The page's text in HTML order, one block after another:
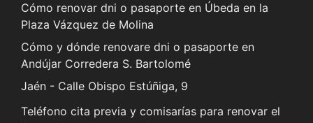
Cómo renovar dni o pasaporte en Úbeda en la
Plaza Vázquez de Molina
Cómo y dónde renovare dni o pasaporte en
Andújar Corredera S. Bartolomé
Jaén - Calle Obispo Estúñiga, 9
Teléfono cita previa y comisarías para renovar el